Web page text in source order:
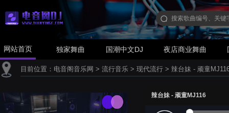
网站首页 独家舞曲 国潮中文DJ 夜店商业舞曲
目前位置： 电音阁音乐网 > 流行音乐 > 现代流行 > 辣台妹 - 顽童
辣台妹 - 顽童MJ116